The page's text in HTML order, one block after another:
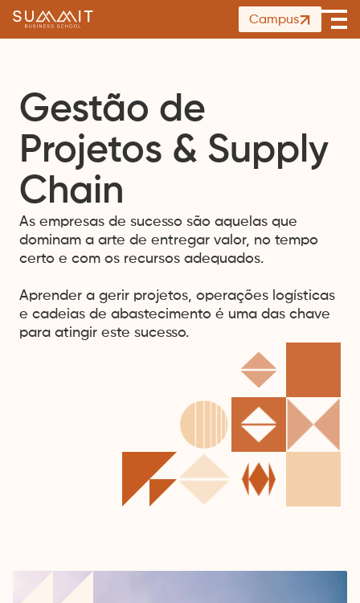
Summit
Business
Campus
Gestão de
Projetos & Supply
Chain
As empresas de sucesso são aquelas que
dominam a arte de entregar valor, no tempo
certo e com os recursos adequados.
Aprender a gerir projetos, operações logísticas
e cadeias de abastecimento é uma das chave
para atingir este sucesso.